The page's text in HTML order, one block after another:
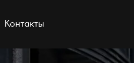
Контакты